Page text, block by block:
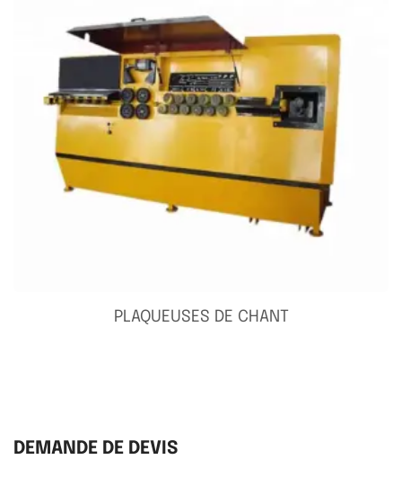
PLAQUEUSES DE CHANT
DEMANDE DE DEVIS